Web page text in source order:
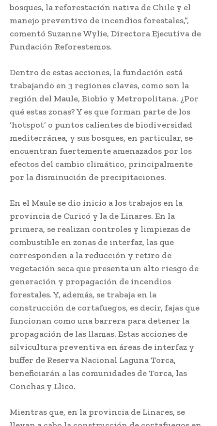
bosques, la reforestación nativa de Chile y el
manejo preventivo de incendios forestales,”,
comentó Suzanne Wylie, Directora Ejecutiva de
Fundación Reforestemos.
Dentro de estas acciones, la fundación está
trabajando en 3 regiones claves, como son la
región del Maule, Biobío y Metropolitana. ¿Por
qué estas zonas? Y es que forman parte de los
‘hotspot’ o puntos calientes de biodiversidad
mediterránea, y sus bosques, en particular, se
encuentran fuertemente amenazados por los
efectos del cambio climático, principalmente
por la disminución de precipitaciones.
En el Maule se dio inicio a los trabajos en la
provincia de Curicó y la de Linares. En la
primera, se realizan controles y limpiezas de
combustible en zonas de interfaz, las que
corresponden a la reducción y retiro de
vegetación seca que presenta un alto riesgo de
generación y propagación de incendios
forestales. Y, además, se trabaja en la
construcción de cortafuegos, es decir, fajas que
funcionan como una barrera para detener la
propagación de las llamas. Estas acciones de
silvicultura preventiva en áreas de interfaz y
buffer de Reserva Nacional Laguna Torca,
beneficiarán a las comunidades de Torca, las
Conchas y Llico.
Mientras que, en la provincia de Linares, se